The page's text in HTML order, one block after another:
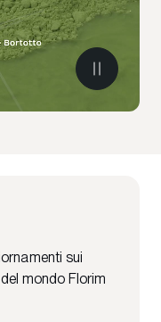
sui
mondo Florim